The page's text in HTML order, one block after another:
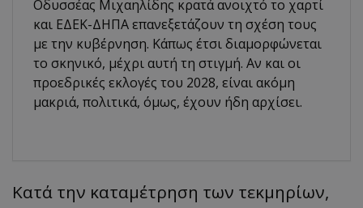
Οδυσσέας Μιχαηλίδης κρατά ανοιχτό το χαρτί
και ΕΔΕΚ-ΔΗΠΑ επανεξετάζουν τη σχέση τους
με την κυβέρνηση. Κάπως έτσι διαμορφώνεται
το σκηνικό, μέχρι αυτή τη στιγμή. Αν και οι
προεδρικές εκλογές του 2028, είναι ακόμη
μακριά, πολιτικά, όμως, έχουν ήδη αρχίσει.
Κατά την καταμέτρηση των τεκμηρίων,